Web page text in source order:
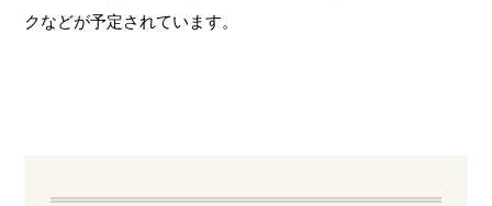
クなどが予定されています。